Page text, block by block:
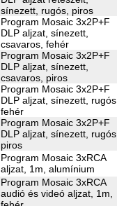
sínezett, rugós, piros
Program Mosaic 3x2P+F
DLP aljzat, sínezett,
csavaros, fehér
Program Mosaic 3x2P+F
DLP aljzat, sínezett,
csavaros, piros
Program Mosaic 3x2P+F
DLP aljzat, sínezett, rugós,
fehér
Program Mosaic 3x2P+F
DLP aljzat, sínezett, rugós,
piros
Program Mosaic 3xRCA
aljzat, 1m, alumínium
Program Mosaic 3xRCA
audió és videó aljzat, 1m,